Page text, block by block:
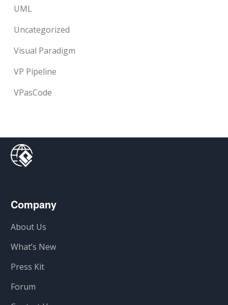
UML
Uncategorized
Visual Paradigm
VP Pipeline
VPasCode
Company
About Us
What’s New
Press Kit
Forum